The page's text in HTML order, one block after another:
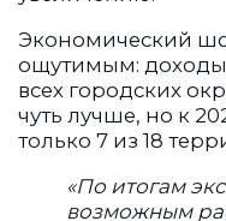
«По итогам
возможным
Сахалинской
зависимости
Бурик.